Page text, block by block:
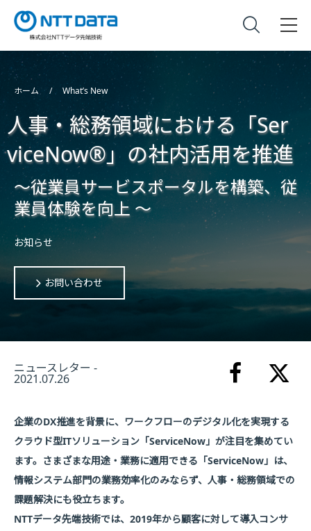
ホーム What’s New
人事・総務領域における「Ser
viceNow®」の社内活用を推進
～従業員サービスポータルを構築、従
業員体験を向上 ～
お知らせ
お問い合わせ
ニュースレター -
2021.07.26
企業のDX推進を背景に、ワークフローのデジタル化を実現する
クラウド型ITソリューション「ServiceNow」が注目を集めてい
ます。さまざまな用途・業務に適用できる「ServiceNow」は、
情報システム部門の業務効率化のみならず、人事・総務領域での
課題解決にも役立ちます。
NTTデータ先端技術では、2019年から顧客に対して導入コンサ